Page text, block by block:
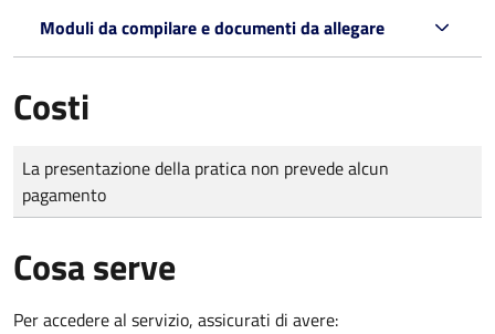
Moduli da compilare e documenti da allegare
Costi
Tipo di pagamento
Importo
La presentazione della pratica non prevede alcun
pagamento
Cosa serve
Per accedere al servizio, assicurati di avere: